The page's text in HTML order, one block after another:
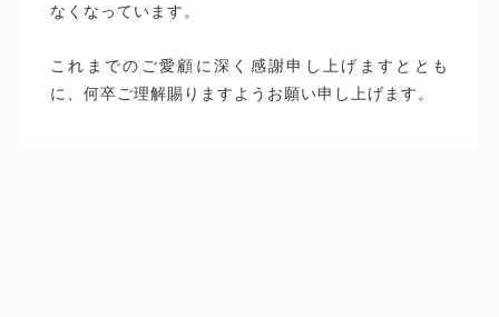
なくなっています。
これまでのご愛顧に深く感謝申し上げますととも
に、何卒ご理解賜りますようお願い申し上げます。